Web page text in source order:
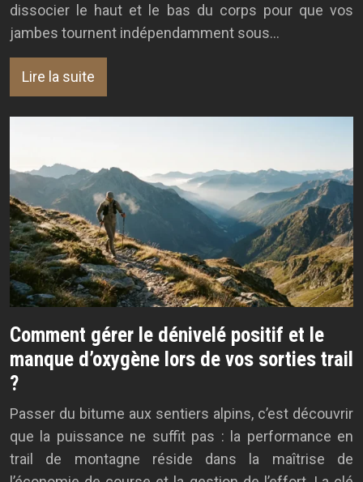
dissocier le haut et le bas du corps pour que vos
jambes tournent indépendamment sous…
Lire la suite
Comment gérer le dénivelé positif et le
manque d’oxygène lors de vos sorties trail
?
Passer du bitume aux sentiers alpins, c’est découvrir
que la puissance ne suffit pas : la performance en
trail de montagne réside dans la maîtrise de